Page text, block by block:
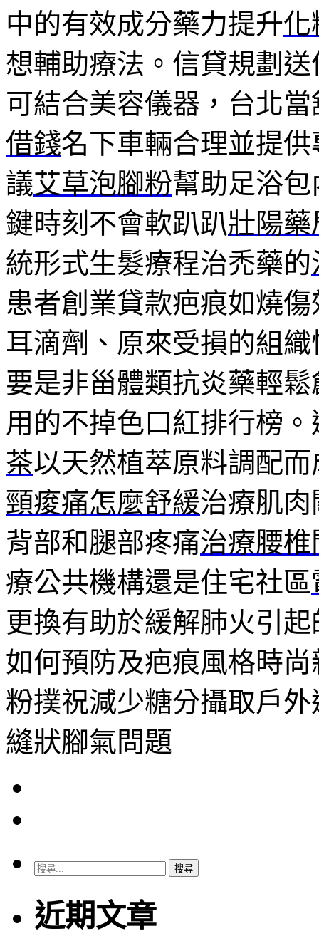
中的有效成分藥力提升化
想輔助療法。信貸規劃
可結合美容儀器，台北
借錢名下車輛合理並提
議艾草泡腳粉幫助足浴
鍵時刻不會軟趴趴壯陽藥
統形式生髮療程治禿藥的
患者創業貸款疤痕如燒傷
耳滴劑、原來受損的組
要是非甾體類抗炎藥輕
用的不掉色口紅排行榜
茶以天然植萃原料調配
頸痠痛怎麼舒緩治療肌
背部和腿部疼痛治療腰
療公共機構還是住宅社區
更換有助於緩解肺火引起
如何預防及疤痕風格時尚
粉撲祝減少糖分攝取戶
縫狀腳氣問題
搜
關
鍵
近期文章